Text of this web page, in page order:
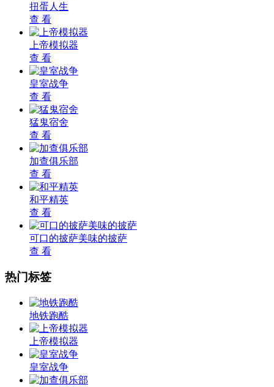
扭蛋人生
查 看
上帝模拟器
查 看
皇室战争
查 看
猛鬼宿舍
查 看
加查俱乐部
查 看
和平精英
查 看
可口的披萨美味的披萨
查 看
热门标签
地铁跑酷
上帝模拟器
皇室战争